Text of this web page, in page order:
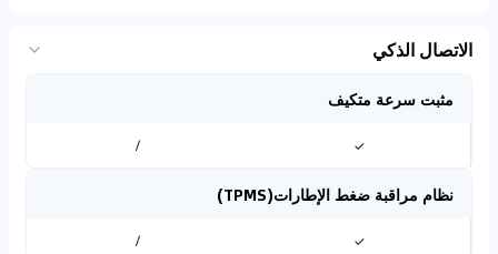
الاتصال الذكي
مثبت سرعة متكيف
✓
/
نظام مراقبة ضغط الإطارات(TPMS)
✓
/